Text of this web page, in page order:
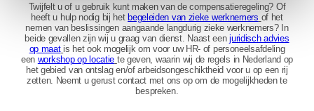
Twijfelt u of u gebruik kunt maken van de compensatieregeling? Of
heeft u hulp nodig bij hetbegeleiden van zieke werknemers of het
nemen van beslissingen aangaande langdurig zieke werknemers? In
beide gevallen zijn wij u graag van dienst. Naast eenjuridisch advies
op maat is het ook mogelijk om voor uw HR- of personeelsafdeling
een workshop op locatie te geven, waarin wij de regels in Nederland op
het gebied van ontslag en/of arbeidsongeschiktheid voor u op een rij
zetten. Neemt u gerust contact met ons op om de mogelijkheden te
bespreken.